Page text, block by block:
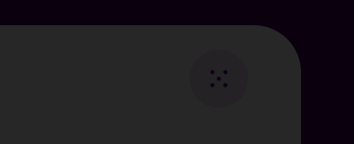
Fermer